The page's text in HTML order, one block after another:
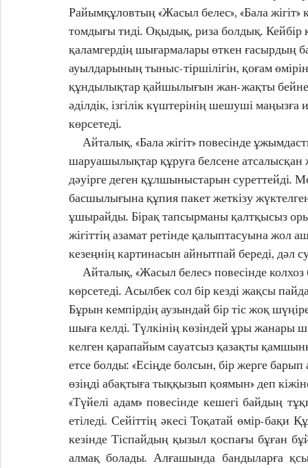
Райымқұловтың «Жасыл белес», «Бала
томдығы тиді. Оқыдық, риза болдық. Кейбір
қаламгердің шығармалары өткен ғасырдың
ауылдарының тыныс-тіршілігін, қоғам
құндылықтар қайшылығын жан-жақты
әділдік, ізгілік күштерінің шешуші
көрсетеді.
шаруашылықтар құруға белсене атсалысқан
дәуірге деген құлшыныстарын суреттейді.
басшылығына құпия пакет жеткізу
ұшырайды. Бірақ тапсырманы қалтқысыз
жігіттің азамат ретінде қалыптасуына жол
кезеңнің картинасын айнытпай береді, дәл
көрсетеді. Асылбек сол бір кезді жақсы
Бұрын кемпірдің аузындай бір тіс жоқ
шыға келді. Түлкінің көзіндей ұры жанары
келген қарапайым сауатсыз қазақты
етсе болды: «Есіңде болсын, бір жерге барып
өзіңді абақтыға тыққызып қоямын» деп
«Түйелі адам» повесінде кешегі байдың
етіледі. Сейіттің әкесі Тоқатай өмір-
кезінде Тіспайдың қызыл қоспағы бұған
алмақ болады. Алғашында бандыларға